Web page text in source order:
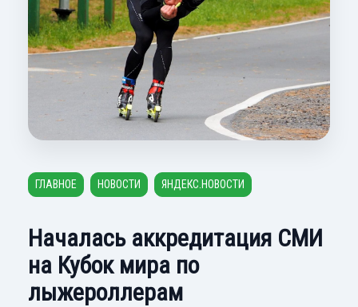
ГЛАВНОЕ НОВОСТИ ЯНДЕКС.НОВОСТИ
Началась аккредитация СМИ
на Кубок мира по
лыжероллерам